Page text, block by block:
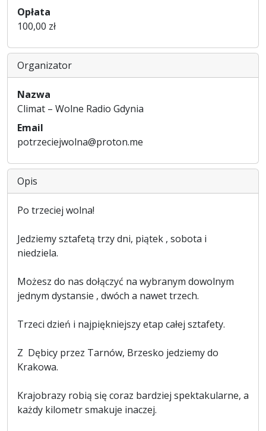
Opłata
100,00 zł
Organizator
Nazwa
Climat – Wolne Radio Gdynia
Email
potrzeciejwolna@proton.me
Opis
Po trzeciej wolna!
Jedziemy sztafetą trzy dni, piątek , sobota i
niedziela.
Możesz do nas dołączyć na wybranym dowolnym
jednym dystansie , dwóch a nawet trzech.
Trzeci dzień i najpiękniejszy etap całej sztafety.
Z Dębicy przez Tarnów, Brzesko jedziemy do
Krakowa.
Krajobrazy robią się coraz bardziej spektakularne, a
każdy kilometr smakuje inaczej.